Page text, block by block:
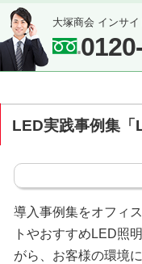
大塚商会 インサ
LED実践事例集「
導入事例集をオフィ
トやおすすめLED照
がら、お客様の環境